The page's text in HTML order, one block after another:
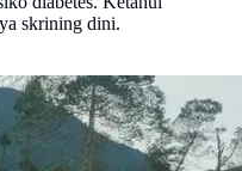
skrining dini.